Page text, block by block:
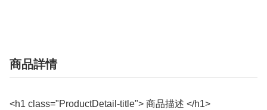
商品詳情
<h1 class="ProductDetail-title"> 商品描述 </h1>